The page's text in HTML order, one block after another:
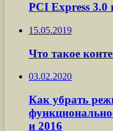
PCI Express 3.0
15.05.2019
Что такое
03.02.2020
Как убрать
и 2016